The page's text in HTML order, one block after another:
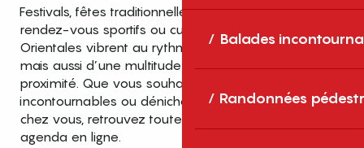
Balades
Randonnées
Festivals, fêtes traditionnelles, concerts, expositions,
rendez-vous sportifs ou culturels… les Pyrénées-
Orientales vibrent au rythme de grands temps forts
mais aussi d’une multitude d’événements de
proximité. Que vous souhaitiez vivre les
incontournables ou dénicher des sorties près de
chez vous, retrouvez toutes les infos dans notre
agenda en ligne.
Top des événements et sorties
en famille
cet été dans les Pyrénées-Orientales